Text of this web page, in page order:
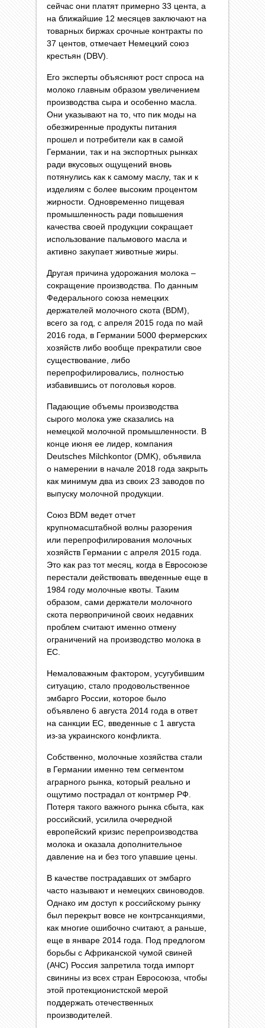
сейчас они платят примерно 33 цента, а
на ближайшие 12 месяцев заключают на
товарных биржах срочные контракты по
37 центов, отмечает Немецкий союз
крестьян (DBV).
Его эксперты объясняют рост спроса на
молоко главным образом увеличением
производства сыра и особенно масла.
Они указывают на то, что пик моды на
обезжиренные продукты питания
прошел и потребители как в самой
Германии, так и на экспортных рынках
ради вкусовых ощущений вновь
потянулись как к самому маслу, так и к
изделиям с более высоким процентом
жирности. Одновременно пищевая
промышленность ради повышения
качества своей продукции сокращает
использование пальмового масла и
активно закупает животные жиры.
Другая причина удорожания молока –
сокращение производства. По данным
Федерального союза немецких
держателей молочного скота (BDM),
всего за год, с апреля 2015 года по май
2016 года, в Германии 5000 фермерских
хозяйств либо вообще прекратили свое
существование, либо
перепрофилировались, полностью
избавившись от поголовья коров.
Падающие объемы производства
сырого молока уже сказались на
немецкой молочной промышленности. В
конце июня ее лидер, компания
Deutsches Milchkontor (DMK), объявила
о намерении в начале 2018 года закрыть
как минимум два из своих 23 заводов по
выпуску молочной продукции.
Союз BDM ведет отчет
крупномасштабной волны разорения
или перепрофилирования молочных
хозяйств Германии с апреля 2015 года.
Это как раз тот месяц, когда в Евросоюзе
перестали действовать введенные еще в
1984 году молочные квоты. Таким
образом, сами держатели молочного
скота первопричиной своих недавних
проблем считают именно отмену
ограничений на производство молока в
ЕС.
Немаловажным фактором, усугубившим
ситуацию, стало продовольственное
эмбарго России, которое было
объявлено 6 августа 2014 года в ответ
на санкции ЕС, введенные с 1 августа
из-за украинского конфликта.
Собственно, молочные хозяйства стали
в Германии именно тем сегментом
аграрного рынка, который реально и
ощутимо пострадал от контрмер РФ.
Потеря такого важного рынка сбыта, как
российский, усилила очередной
европейский кризис перепроизводства
молока и оказала дополнительное
давление на и без того упавшие цены.
В качестве пострадавших от эмбарго
часто называют и немецких свиноводов.
Однако им доступ к российскому рынку
был перекрыт вовсе не контрсанкциями,
как многие ошибочно считают, а раньше,
еще в январе 2014 года. Под предлогом
борьбы с Африканской чумой свиней
(АЧС) Россия запретила тогда импорт
свинины из всех стран Евросоюза, чтобы
этой протекционистской мерой
поддержать отечественных
производителей.